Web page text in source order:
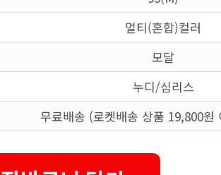
멀티(혼합)컬러
모달
누디/심리스
무료배송 (로켓배송 상품 19,800원